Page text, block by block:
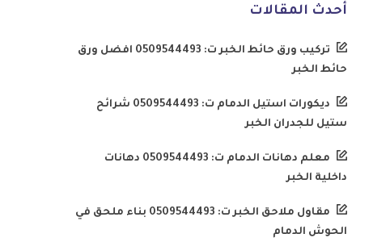
أحدث المقالات
تركيب ورق حائط الخبر ت: 0509544493 افضل ورق
حائط الخبر
ديكورات استيل الدمام ت: 0509544493 شرائح
ستيل للجدران الخبر
معلم دهانات الدمام ت: 0509544493 دهانات
داخلية الخبر
مقاول ملاحق الخبر ت: 0509544493 بناء ملحق في
الحوش الدمام